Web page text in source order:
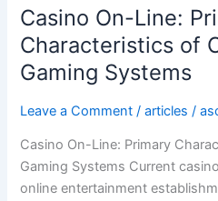
Casino On-Line:
Characteristics of
Gaming Systems
Leave a Comment /articles /
Casino On-Line: Primary
Gaming Systems Current
online entertainment
Casino
On-
Line:
Primary
Characteristics
Contemporary
Gaming
Systems